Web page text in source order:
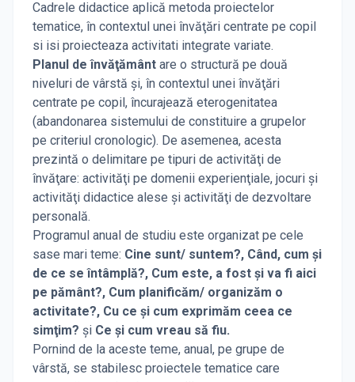
Cadrele didactice aplică metoda proiectelor
tematice, în contextul unei învăţări centrate pe copil
si isi proiecteaza activitati integrate variate.
Planul de învăţământ are o structură pe două
niveluri de vârstă şi, în contextul unei învăţări
centrate pe copil, încurajează eterogenitatea
(abandonarea sistemului de constituire a grupelor
pe criteriul cronologic). De asemenea, acesta
prezintă o delimitare pe tipuri de activităţi de
învăţare: activităţi pe domenii experienţiale, jocuri şi
activităţi didactice alese şi activităţi de dezvoltare
personală.
Programul anual de studiu este organizat pe cele
sase mari teme: Cine sunt/ suntem?, Când, cum şi
de ce se întâmplă?, Cum este, a fost şi va fi aici
pe pământ?, Cum planificăm/ organizăm o
activitate?, Cu ce şi cum exprimăm ceea ce
simţim? şi Ce şi cum vreau să fiu.
Pornind de la aceste teme, anual, pe grupe de
vârstă, se stabilesc proiectele tematice care